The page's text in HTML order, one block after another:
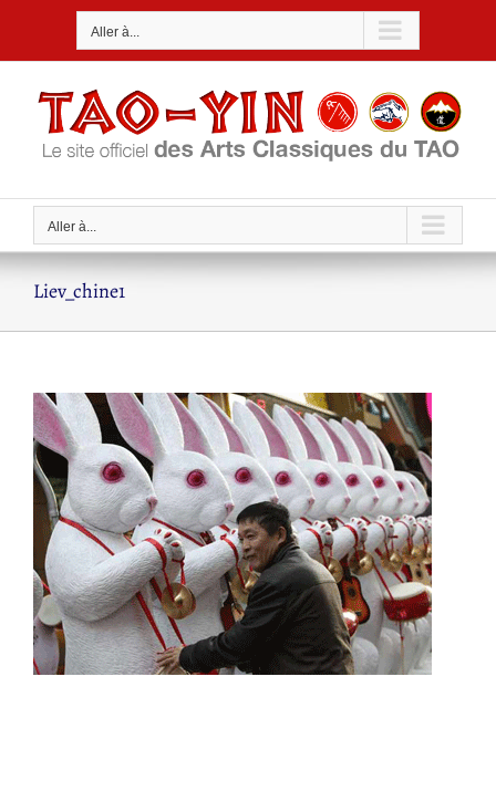
Aller à...
Aller à...
Liev_chine1